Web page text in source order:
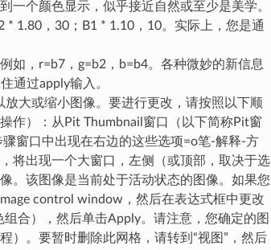
一个颜色显示，似乎接近自然或至少是美学。
1.80，30；B1 * 1.10，10。实际上，您是通
如，r=b7，g=b2，b=b4。各种微妙的新信息
通过apply输入。
大或缩小图像。要进行更改，请按照以下顺
作）：从Pit Thumbnail窗口（以下简称Pit窗
窗口中出现在右边的这些选项=o笔-解释-方
将出现一个大窗口，左侧（或顶部，取决于选
。该图像是当前处于活动状态的图像。如果您
control window，然后在表达式框中更改
合），然后单击Apply。请注意，您确定的图
）。要暂时删除此网格，请转到“视图”，然后